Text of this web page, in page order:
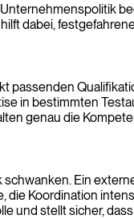
dabei,
passenden
in bestimmten
genau die
Ein
die Koordination
stellt sicher,